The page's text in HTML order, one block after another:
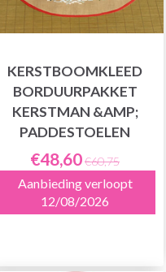
KERSTBOOMKLEED
BORDUURPAKKET
KERSTMAN &AMP;
PADDESTOELEN
€48,60€60,75
Aanbieding verloopt
12/08/2026